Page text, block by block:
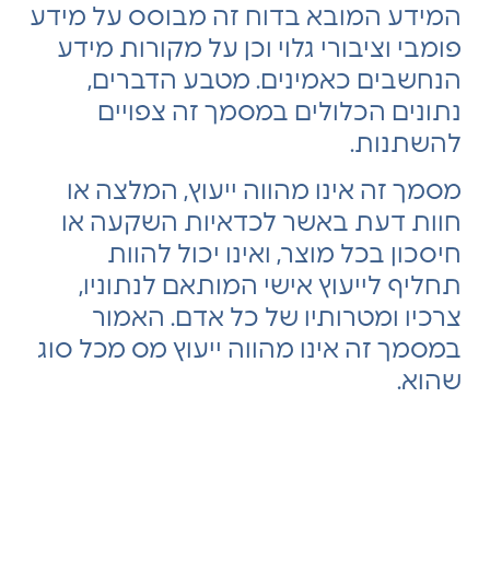
המידע המובא בדוח זה מבוסס על מידע
פומבי וציבורי גלוי וכן על מקורות מידע
הנחשבים כאמינים. מטבע הדברים,
נתונים הכלולים במסמך זה צפויים
להשתנות.
מסמך זה אינו מהווה ייעוץ, המלצה או
חוות דעת באשר לכדאיות השקעה או
חיסכון בכל מוצר, ואינו יכול להוות
תחליף לייעוץ אישי המותאם לנתוניו,
צרכיו ומטרותיו של כל אדם. האמור
במסמך זה אינו מהווה ייעוץ מס מכל סוג
שהוא.